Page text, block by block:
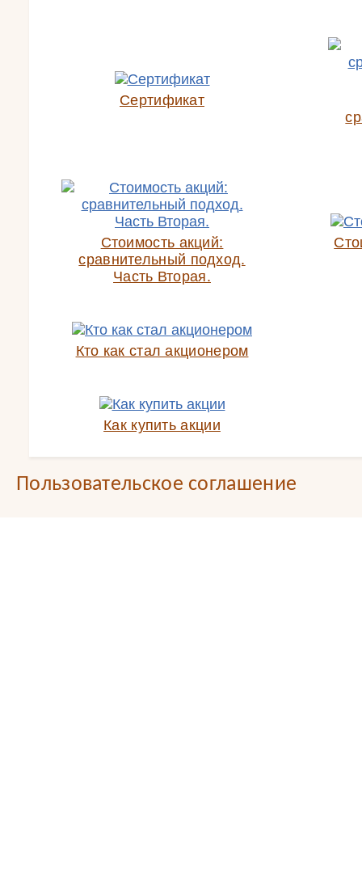
Сертификат
Стоимость акций:
сравнительный подход.
Часть Вторая.
Кто как стал акционером
Как купить акции
Пользовательское соглашение